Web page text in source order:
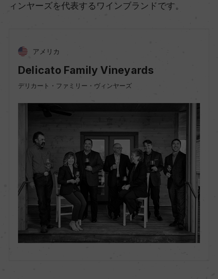
ィンヤーズを代表するワインブランドです。
アメリカ
Delicato Family Vineyards
デリカート・ファミリー・ヴィンヤーズ